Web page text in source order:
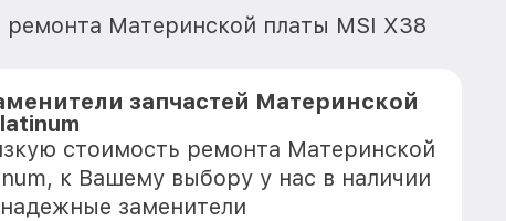
Материнской платы MSI X38
запчастей Материнской
стоимость ремонта Материнской
к Вашему выбору у нас в наличии
заменители